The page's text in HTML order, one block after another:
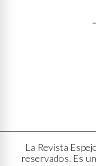
La Revista
reservados. Es